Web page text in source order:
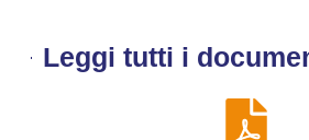
Leggi tutti i